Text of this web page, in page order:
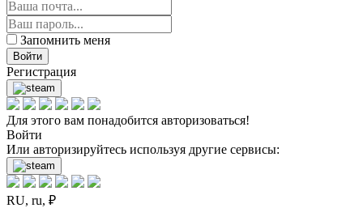
Запомнить меня
Войти
Регистрация
Для этого вам понадобится авторизоваться!
Войти
Или авторизируйтесь используя другие сервисы:
RU, ru, ₽